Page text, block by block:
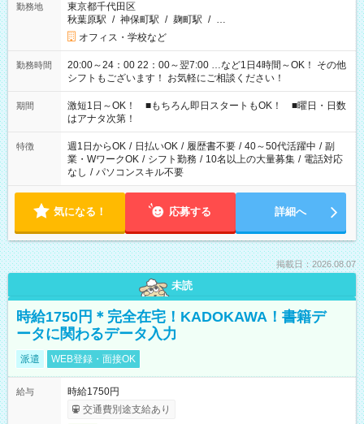
勤務地
東京都千代田区
秋葉原駅 / 神保町駅 / 麹町駅 / …
オフィス・学校など
勤務時間
20:00～24：00 22：00～翌7:00 …など1日4時間～OK！ その他
シフトもございます！ お気軽にご相談ください！
期間
激短1日～OK！ ■もちろん即日スタートもOK！ ■曜日・日数
はアナタ次第！
特徴 週1日からOK / 日払いOK / 履歴書不要 / 40～50代活躍中 / 副
業・WワークOK / シフト勤務 / 10名以上の大量募集 / 電話対応
なし / パソコンスキル不要
気になる！ 応募する 詳細へ
掲載日：2026.08.07
未読
時給1750円＊完全在宅！KADOKAWA！書籍デ
ータに関わるデータ入力
派遣 WEB登録・面接OK
給与
時給1750円
交通費別途支給あり